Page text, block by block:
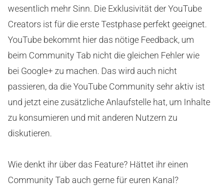
wesentlich mehr Sinn. Die Exklusivität der YouTube
Creators ist für die erste Testphase perfekt geeignet.
YouTube bekommt hier das nötige Feedback, um
beim Community Tab nicht die gleichen Fehler wie
bei Google+ zu machen. Das wird auch nicht
passieren, da die YouTube Community sehr aktiv ist
und jetzt eine zusätzliche Anlaufstelle hat, um Inhalte
zu konsumieren und mit anderen Nutzern zu
diskutieren.
Wie denkt ihr über das Feature? Hättet ihr einen
Community Tab auch gerne für euren Kanal?